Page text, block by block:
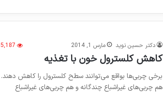
دکتر حسین نوید مارس 1, 2014 5,187
کاهش کلسترول خون با تغذیه
برخی چربی‌ها بواقع می‌توانند سطح کلسترول را کاهش دهند.
هم چربی‌های غیراشباع چندگانه و هم چربی‌های غیراشباع